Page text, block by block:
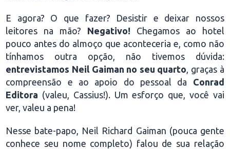
E agora? O que fazer? Desistir e deixar nossos
leitores na mão? Negativo! Chegamos ao hotel
pouco antes do almoço que aconteceria e, como não
tínhamos outra opção, não tivemos dúvida:
entrevistamos Neil Gaiman no seu quarto, graças à
compreensão e ao apoio do pessoal da Conrad
Editora (valeu, Cassius!). Um esforço que, você vai
ver, valeu a pena!
Nesse bate-papo, Neil Richard Gaiman (pouca gente
conhece seu nome completo) falou de sua relação